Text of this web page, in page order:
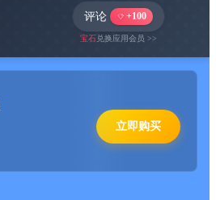
评论 +100
宝石兑换应用会员 >>
立即购买